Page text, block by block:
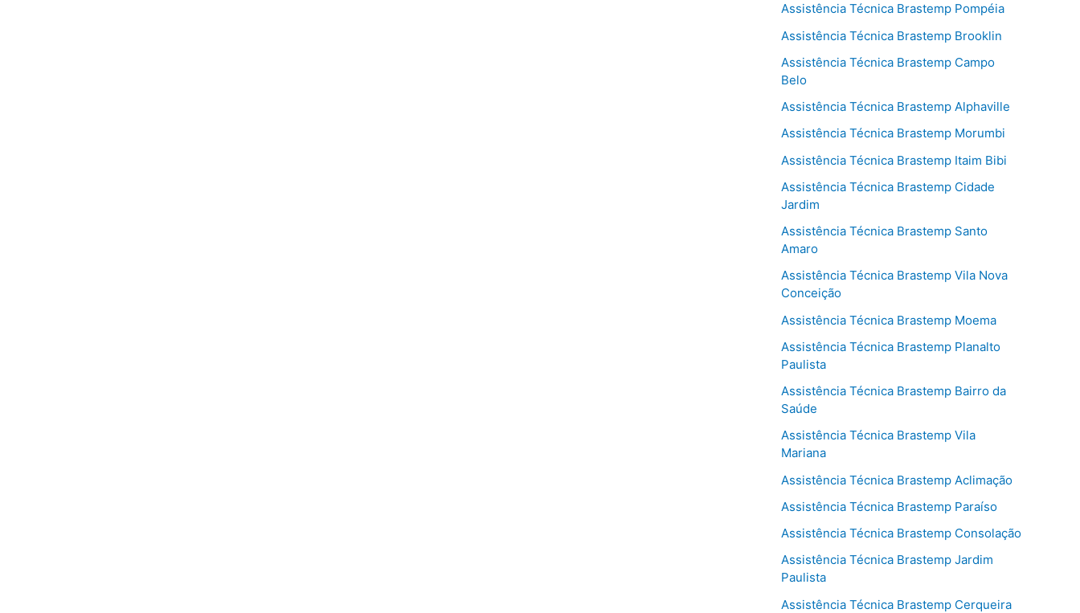
Assistência Técnica Brastemp Pompéia
Assistência Técnica Brastemp Brooklin
Assistência Técnica Brastemp Campo
Belo
Assistência Técnica Brastemp Alphaville
Assistência Técnica Brastemp Morumbi
Assistência Técnica Brastemp Itaim Bibi
Assistência Técnica Brastemp Cidade
Jardim
Assistência Técnica Brastemp Santo
Amaro
Assistência Técnica Brastemp Vila Nova
Conceição
Assistência Técnica Brastemp Moema
Assistência Técnica Brastemp Planalto
Paulista
Assistência Técnica Brastemp Bairro da
Saúde
Assistência Técnica Brastemp Vila
Mariana
Assistência Técnica Brastemp Aclimação
Assistência Técnica Brastemp Paraíso
Assistência Técnica Brastemp Consolação
Assistência Técnica Brastemp Jardim
Paulista
Assistência Técnica Brastemp Cerqueira